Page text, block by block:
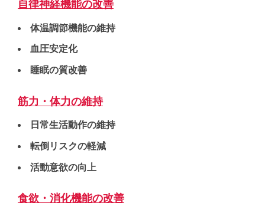
自律神経機能の改善
体温調節機能の維持
血圧安定化
睡眠の質改善
筋力・体力の維持
日常生活動作の維持
転倒リスクの軽減
活動意欲の向上
食欲・消化機能の改善